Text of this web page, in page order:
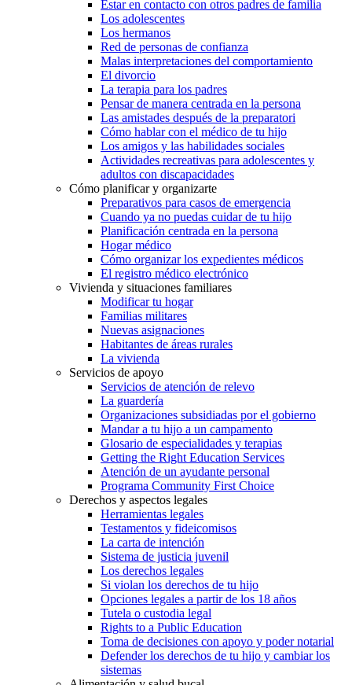
Estar en contacto con otros padres de familia
Los adolescentes
Los hermanos
Red de personas de confianza
Malas interpretaciones del comportamiento
El divorcio
La terapia para los padres
Pensar de manera centrada en la persona
Las amistades después de la preparatori
Cómo hablar con el médico de tu hijo
Los amigos y las habilidades sociales
Actividades recreativas para adolescentes y
adultos con discapacidades
Cómo planificar y organizarte
Preparativos para casos de emergencia
Cuando ya no puedas cuidar de tu hijo
Planificación centrada en la persona
Hogar médico
Cómo organizar los expedientes médicos
El registro médico electrónico
Vivienda y situaciones familiares
Modificar tu hogar
Familias militares
Nuevas asignaciones
Habitantes de áreas rurales
La vivienda
Servicios de apoyo
Servicios de atención de relevo
La guardería
Organizaciones subsidiadas por el gobierno
Mandar a tu hijo a un campamento
Glosario de especialidades y terapias
Getting the Right Education Services
Atención de un ayudante personal
Programa Community First Choice
Derechos y aspectos legales
Herramientas legales
Testamentos y fideicomisos
La carta de intención
Sistema de justicia juvenil
Los derechos legales
Si violan los derechos de tu hijo
Opciones legales a partir de los 18 años
Tutela o custodia legal
Rights to a Public Education
Toma de decisiones con apoyo y poder notarial
Defender los derechos de tu hijo y cambiar los
sistemas